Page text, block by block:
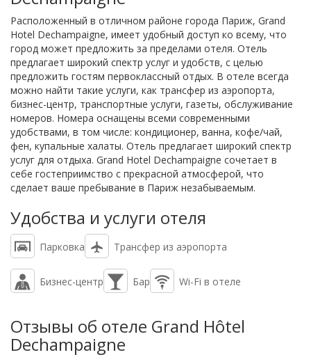
Расположенный в отличном районе города Париж, Grand
Hotel Dechampaigne, имеет удобный доступ ко всему, что
город может предложить за пределами отеля. Отель
предлагает широкий спектр услуг и удобств, с целью
предложить гостям первоклассный отдых. В отеле всегда
можно найти такие услуги, как трансфер из аэропорта,
бизнес-центр, транспортные услуги, газеты, обслуживание
номеров. Номера оснащены всеми современными
удобствами, в том числе: кондиционер, ванна, кофе/чай,
фен, купальные халаты. Отель предлагает широкий спектр
услуг для отдыха. Grand Hotel Dechampaigne сочетает в
себе гостеприимство с прекрасной атмосферой, что
сделает ваше пребывание в Париж незабываемым.
Удобства и услуги отеля
Парковка Трансфер из аэропорта
Бизнес-центр Бар Wi-Fi в отеле
Отзывы об отеле Grand Hôtel
Dechampaigne